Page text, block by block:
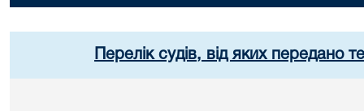
Перелік судів, від яких передано